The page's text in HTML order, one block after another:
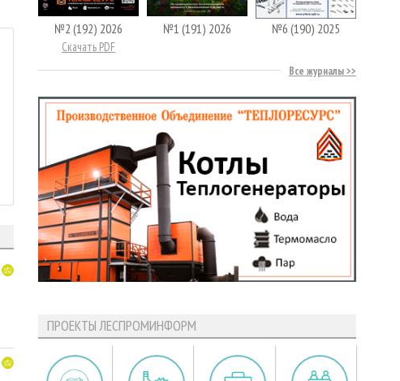
№2 (192) 2026
Скачать PDF
№1 (191) 2026 №6 (190) 2025
Все журналы
ПРОЕКТЫ ЛЕСПРОМИНФОРМ